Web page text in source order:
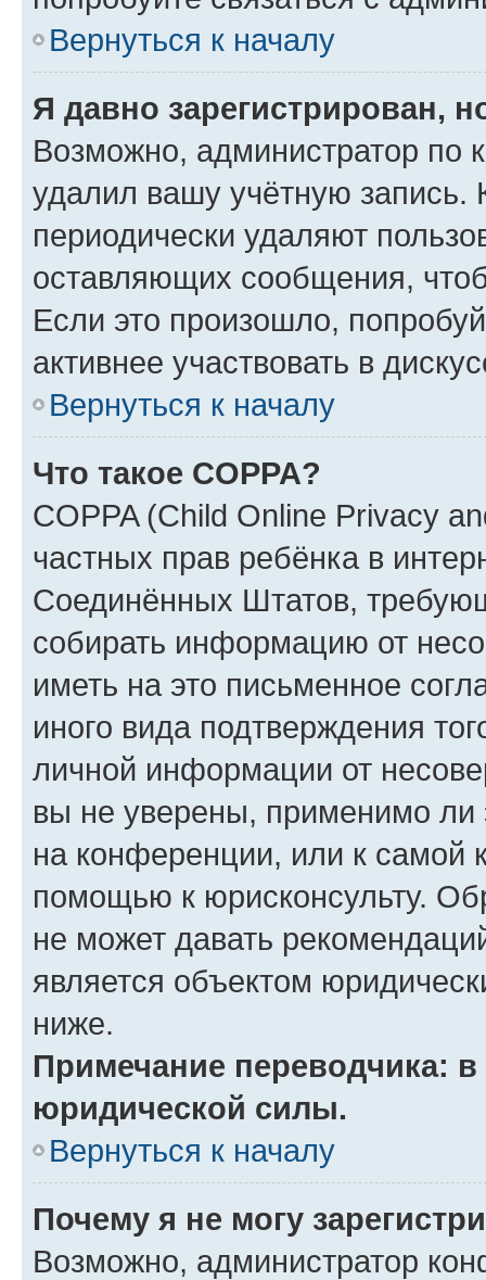
Вернуться к началу
Я давно зарегистрирован,
Возможно, администратор по
удалил вашу учётную запись.
периодически удаляют
оставляющих сообщения,
Если это произошло,
активнее участвовать в
Вернуться к началу
Что такое COPPA?
COPPA (Child Online Privacy
частных прав ребёнка в
Соединённых Штатов,
собирать информацию от
иметь на это письменное
иного вида подтверждения
личной информации от
вы не уверены, применимо ли
на конференции, или к самой
помощью к юрисконсульту.
не может давать
является объектом
ниже.
Примечание переводчика:
юридической силы.
Вернуться к началу
Почему я не могу
Возможно, администратор